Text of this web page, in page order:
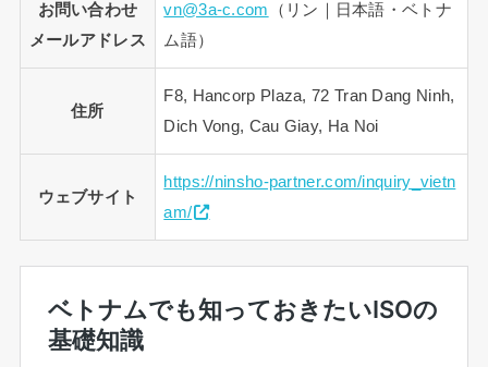
お問い合わせ
メールアドレス
vn@3a-c.com
（リン｜日本語・ベトナ
ム語）
住所
F8, Hancorp Plaza, 72 Tran Dang Ninh,
Dich Vong, Cau Giay, Ha Noi
ウェブサイト
https://ninsho-partner.com/inquiry_vietn
am/